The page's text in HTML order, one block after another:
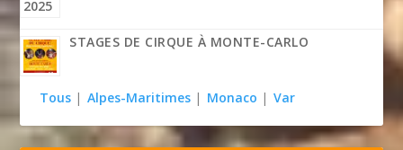
STAGES DE CIRQUE À MONTE-CARLO
Tous | Alpes-Maritimes | Monaco | Var